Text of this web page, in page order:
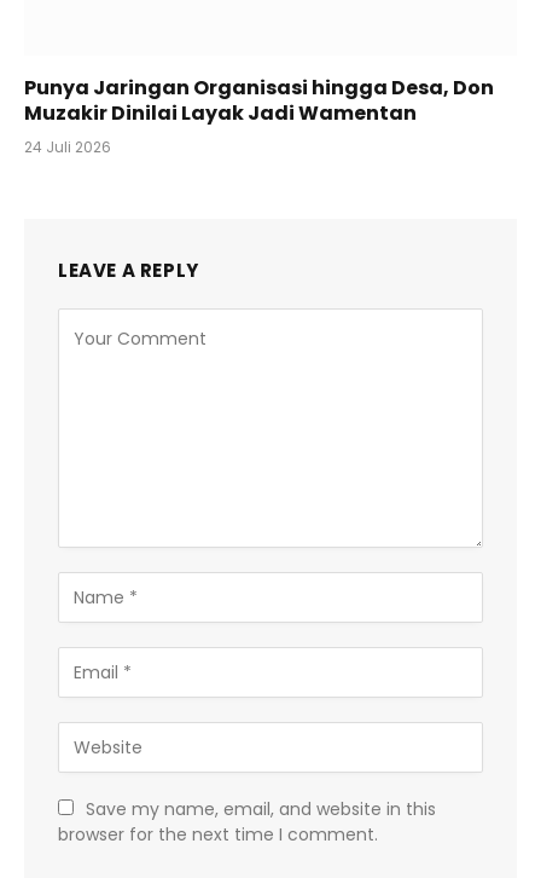
Punya Jaringan Organisasi hingga Desa, Don
Muzakir Dinilai Layak Jadi Wamentan
24 Juli 2026
LEAVE A REPLY
Save my name, email, and website in this
browser for the next time I comment.